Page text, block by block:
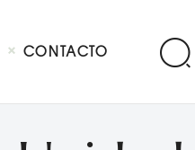
CONTACTO